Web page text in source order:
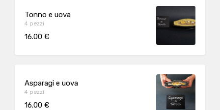
Tonno e uova
4 pezzi
16.00 €
Asparagi e uova
4 pezzi
16.00 €